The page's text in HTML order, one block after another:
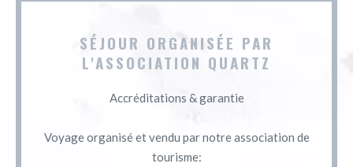
SÉJOUR ORGANISÉE PAR
L'ASSOCIATION QUARTZ
Accréditations & garantie
Voyage organisé et vendu par notre association de
tourisme: